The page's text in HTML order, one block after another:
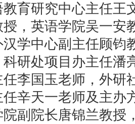
育研究中心主任王
授，英语学院吴一安
学中心副主任顾钧
研处项目办主任潘
李国玉老师，外研
辛天一老师及主办
副院长唐锦兰教授